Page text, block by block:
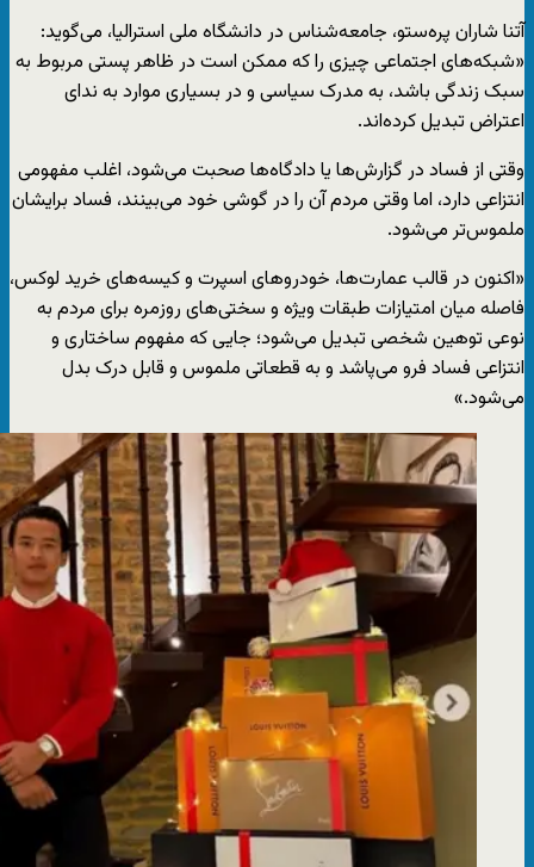
آتنا شاران پره‌ستو، جامعه‌شناس در دانشگاه ملی استرالیا، می‌گوید:
«شبکه‌های اجتماعی چیزی را که ممکن است در ظاهر پستی مربوط به
سبک زندگی باشد، به مدرک سیاسی و در بسیاری موارد به ندای
اعتراض تبدیل کرده‌اند.
وقتی از فساد در گزارش‌ها یا دادگاه‌ها صحبت می‌شود، اغلب مفهومی
انتزاعی دارد، اما وقتی مردم آن را در گوشی خود می‌بینند، فساد برایشان
ملموس‌تر می‌شود.
«اکنون در قالب عمارت‌ها، خودروهای اسپرت و کیسه‌های خرید لوکس،
فاصله میان امتیازات طبقات ویژه و سختی‌های روزمره برای مردم به
نوعی توهین شخصی تبدیل می‌شود؛ جایی که مفهوم ساختاری و
انتزاعی فساد فرو می‌پاشد و به قطعاتی ملموس و قابل درک بدل
می‌شود.»